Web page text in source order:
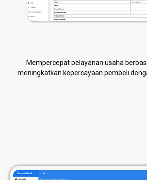
Mempercepat pelayanan usaha
meningkatkan kepercayaan pembeli